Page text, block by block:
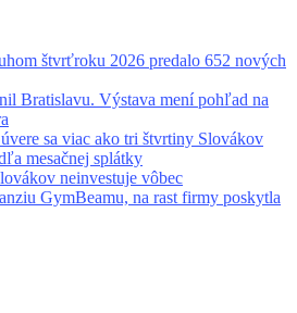
štvrťroku 2026 predalo 652 nových
Bratislavu. Výstava mení pohľad na
sa viac ako tri štvrtiny Slovákov
mesačnej splátky
neinvestuje vôbec
GymBeamu, na rast firmy poskytla